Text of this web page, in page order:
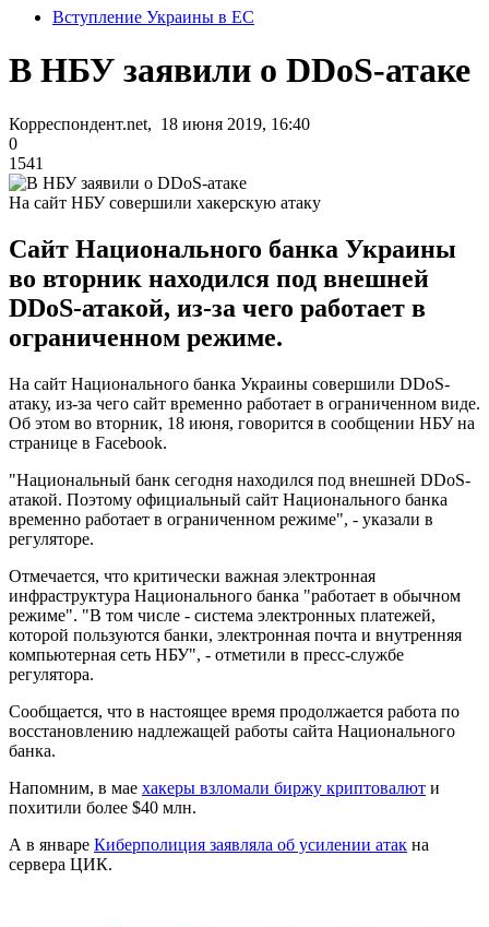
Вступление Украины в ЕС
В НБУ заявили о DDoS-атаке
Корреспондент.net, 18 июня 2019, 16:40
0
1541
На сайт НБУ совершили хакерскую атаку
Сайт Национального банка Украины
во вторник находился под внешней
DDoS-атакой, из-за чего работает в
ограниченном режиме.
На сайт Национального банка Украины совершили DDoS-
атаку, из-за чего сайт временно работает в ограниченном виде.
Об этом во вторник, 18 июня, говорится в сообщении НБУ на
странице в Facebook.
"Национальный банк сегодня находился под внешней DDoS-
атакой. Поэтому официальный сайт Национального банка
временно работает в ограниченном режиме", - указали в
регуляторе.
Отмечается, что критически важная электронная
инфраструктура Национального банка "работает в обычном
режиме". "В том числе - система электронных платежей,
которой пользуются банки, электронная почта и внутренняя
компьютерная сеть НБУ", - отметили в пресс-службе
регулятора.
Сообщается, что в настоящее время продолжается работа по
восстановлению надлежащей работы сайта Национального
банка.
Напомним, в мае хакеры взломали биржу криптовалют и
похитили более $40 млн.
А в январе Киберполиция заявляла об усилении атак на
сервера ЦИК.